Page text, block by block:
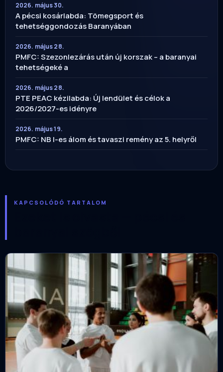
2026. május 30.
A pécsi kosárlabda: Tömegsport és
tehetséggondozás Baranyában
2026. május 28.
PMFC: Szezonlezárás után új korszak – a baranyai
tehetségeké a
2026. május 28.
PTE PEAC kézilabda: Új lendület és célok a
2026/2027-es idényre
2026. május 19.
PMFC: NB I-es álom és tavaszi remény az 5. helyről
KAPCSOLÓDÓ TARTALOM